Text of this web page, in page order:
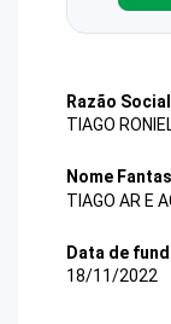
Razão Social
TIAGO
Nome
TIAGO AR E
Data de
18/11/2022